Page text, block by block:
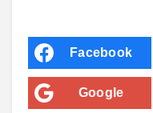
Facebook
Google